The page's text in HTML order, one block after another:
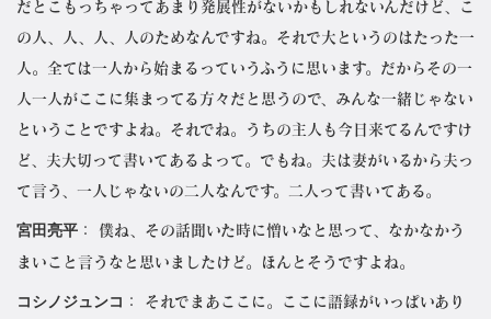
だとこもっちゃってあまり発展性がないかもしれないんだけど、こ
の人、人、人、人のためなんですね。それで大というのはたった一
人。全ては一人から始まるっていうふうに思います。だからその一
人一人がここに集まってる方々だと思うので、みんな一緒じゃない
ということですよね。それでね。うちの主人も今日来てるんですけ
ど、夫大切って書いてあるよって。でもね。夫は妻がいるから夫っ
て言う、一人じゃないの二人なんです。二人って書いてある。
宮田亮平 ： 僕ね、その話聞いた時に憎いなと思って、なかなかう
まいこと言うなと思いましたけど。ほんとそうですよね。
コシノジュンコ ： それでまあここに。ここに語録がいっぱいあり